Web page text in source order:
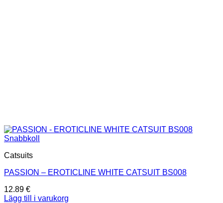
Snabbkoll
Catsuits
PASSION – EROTICLINE WHITE CATSUIT BS008
12.89 €
Lägg till i varukorg